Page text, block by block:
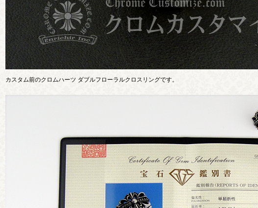
カスタム前のクロムハーツ ダブルフローラルクロスリングです。